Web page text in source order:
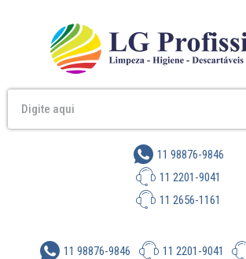
11 98876-9846
11 2201-9041
11 2656-1161
11 98876-9846 11 2201-9041